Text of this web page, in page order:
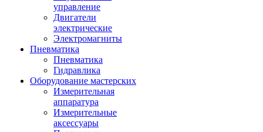
управление
Двигатели
электрические
Электромагниты
Пневматика
Пневматика
Гидравлика
Оборудование мастерских
Измерительная
аппаратура
Измерительные
аксессуары